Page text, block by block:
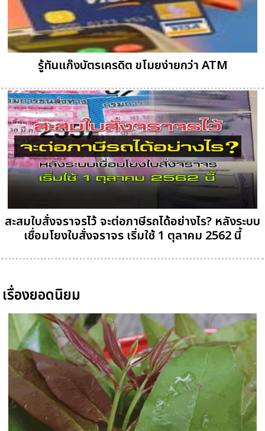
รู้ทันแก๊งบัตรเครดิต ขโมยง่ายกว่า ATM
สะสมใบสั่งจราจรไว้ จะต่อภาษีรถได้อย่างไร? หลังระบบ
เชื่อมโยงใบสั่งจราจร เริ่มใช้ 1 ตุลาคม 2562 นี้
เรื่องยอดนิยม